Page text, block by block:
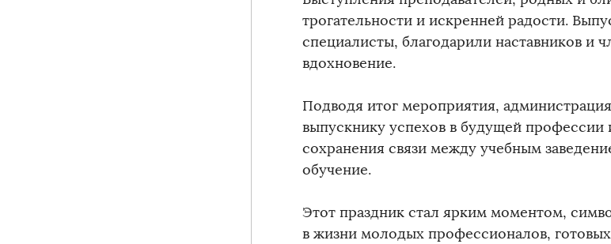
трогательности и искренней радости.
специалисты, благодарили наставников и
вдохновение.
Подводя итог мероприятия,
выпускнику успехов в будущей
сохранения связи между учебным
обучение.
Этот праздник стал ярким моментом,
в жизни молодых профессионалов, готовых